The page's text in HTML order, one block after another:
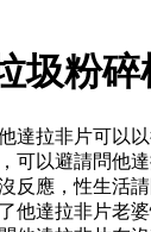
圾粉
達拉非片可以
可以避請問他
反應，性生活
他達拉非片老